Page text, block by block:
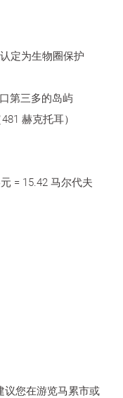
定为生物圈保护
第三多的岛屿
赫克托耳）
= 15.42 马尔代夫
议您在游览马累市或